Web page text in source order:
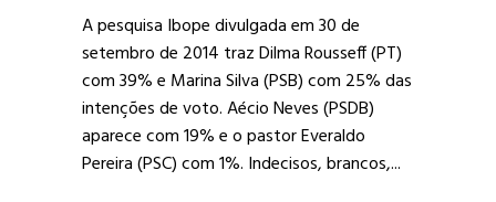
A pesquisa Ibope divulgada em 30 de
setembro de 2014 traz Dilma Rousseff (PT)
com 39% e Marina Silva (PSB) com 25% das
intenções de voto. Aécio Neves (PSDB)
aparece com 19% e o pastor Everaldo
Pereira (PSC) com 1%. Indecisos, brancos,...